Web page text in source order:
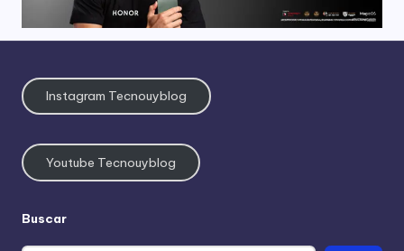
Instagram Tecnouyblog
Youtube Tecnouyblog
Buscar